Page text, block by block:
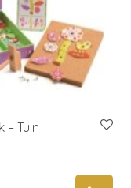
– Tuin